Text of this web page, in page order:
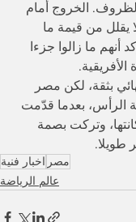
الخروج أمام
يقلل من قيمة ما
أنهم ما زالوا جزءا
بثقة، لكن مصر
الرأس، بعدما قدّمت
وتركت بصمة
طويلا.
اخبار فنية مصر
عالم الرياضة